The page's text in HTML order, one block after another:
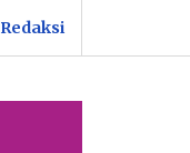
Redaksi